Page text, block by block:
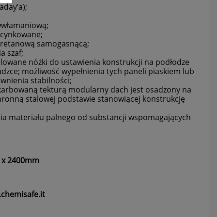
samogasnącą;
szaf;
nóżki do ustawienia konstrukcji na podłodze
możliwość wypełnienia tych paneli piaskiem lub
stabilności;
tekturą modularny dach jest osadzony na
stalowej podstawie stanowiącej konstrukcję
materiału palnego od substancji wspomagających
2400mm